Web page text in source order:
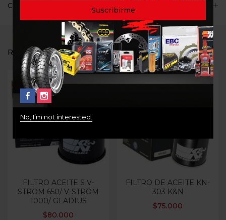
Consultas
RELATED PRODUCTS
FILTRO ACEITE S V-
STROM 650/ V-STROM
1000/ GLADIUS
$80.000
FILTRO DE ACEITE KN-
303 K&N
$75.000
No, I’m not interested.